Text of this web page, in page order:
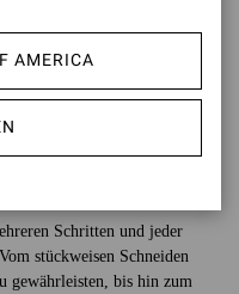
Schritten und jeder
stückweisen Schneiden
gewährleisten, bis hin zum
AMERICA